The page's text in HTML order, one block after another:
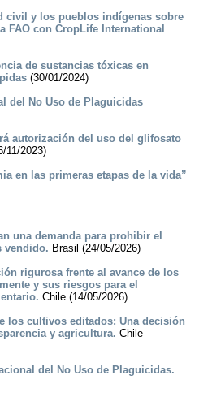
civil y los pueblos indígenas sobre
FAO con CropLife International
de sustancias tóxicas en
(30/01/2024)
del No Uso de Plaguicidas
autorización del uso del glifosato
11/2023)
en las primeras etapas de la vida”
una demanda para prohibir el
vendido. Brasil (24/05/2026)
rigurosa frente al avance de los
y sus riesgos para el
Chile (14/05/2026)
los cultivos editados: Una decisión
y agricultura. Chile
del No Uso de Plaguicidas.